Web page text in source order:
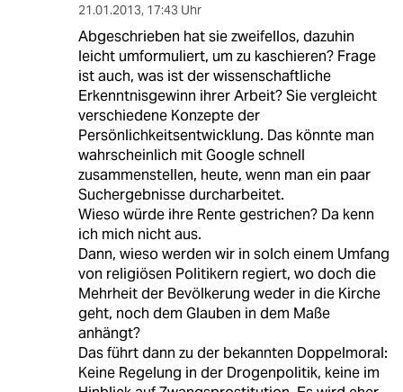
21.01.2013, 17:43 Uhr
Abgeschrieben hat sie zweifellos, dazuhin
leicht umformuliert, um zu kaschieren? Frage
ist auch, was ist der wissenschaftliche
Erkenntnisgewinn ihrer Arbeit? Sie vergleicht
verschiedene Konzepte der
Persönlichkeitsentwicklung. Das könnte man
wahrscheinlich mit Google schnell
zusammenstellen, heute, wenn man ein paar
Suchergebnisse durcharbeitet.
Wieso würde ihre Rente gestrichen? Da kenn
ich mich nicht aus.
Dann, wieso werden wir in solch einem Umfang
von religiösen Politikern regiert, wo doch die
Mehrheit der Bevölkerung weder in die Kirche
geht, noch dem Glauben in dem Maße
anhängt?
Das führt dann zu der bekannten Doppelmoral:
Keine Regelung in der Drogenpolitik, keine im